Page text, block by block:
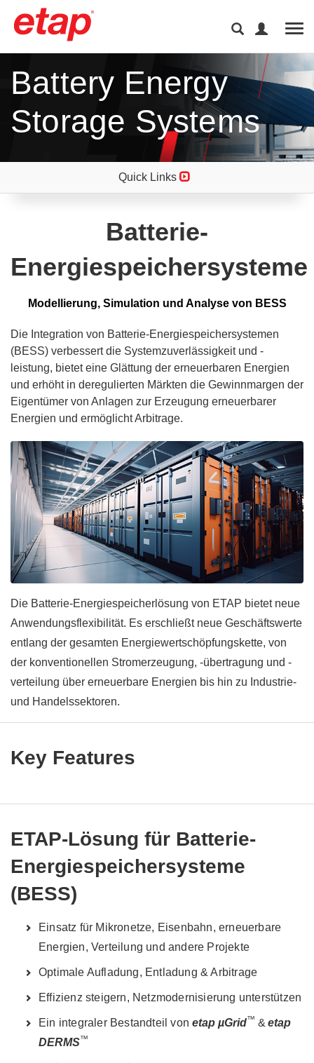
Battery Energy
Storage Systems
Quick Links
Batterie-
Energiespeichersysteme
Modellierung, Simulation und Analyse von BESS
Die Integration von Batterie-Energiespeichersystemen
(BESS) verbessert die Systemzuverlässigkeit und -
leistung, bietet eine Glättung der erneuerbaren Energien
und erhöht in deregulierten Märkten die Gewinnmargen der
Eigentümer von Anlagen zur Erzeugung erneuerbarer
Energien und ermöglicht Arbitrage.
Die Batterie-Energiespeicherlösung von ETAP bietet neue
Anwendungsflexibilität. Es erschließt neue Geschäftswerte
entlang der gesamten Energiewertschöpfungskette, von
der konventionellen Stromerzeugung, -übertragung und -
verteilung über erneuerbare Energien bis hin zu Industrie-
und Handelssektoren.
Key Features
ETAP-Lösung für Batterie-
Energiespeichersysteme
(BESS)
Einsatz für Mikronetze, Eisenbahn, erneuerbare
Energien, Verteilung und andere Projekte
Optimale Aufladung, Entladung & Arbitrage
Effizienz steigern, Netzmodernisierung unterstützen
Ein integraler Bestandteil vonetap µGrid™ & etap
DERMS™